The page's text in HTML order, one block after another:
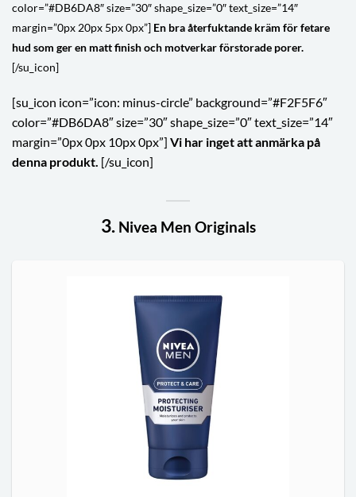
color=”#DB6DA8″ size=”30″ shape_size=”0″ text_size=”14″
margin=”0px 20px 5px 0px”]En bra återfuktande kräm för fetare
hud som ger en matt finish och motverkar förstorade porer.
[/su_icon]
[su_icon icon=”icon: minus-circle” background=”#F2F5F6″
color=”#DB6DA8″ size=”30″ shape_size=”0″ text_size=”14″
margin=”0px 0px 10px 0px”] Vi har inget att anmärka på
denna produkt. [/su_icon]
3. Nivea Men Originals